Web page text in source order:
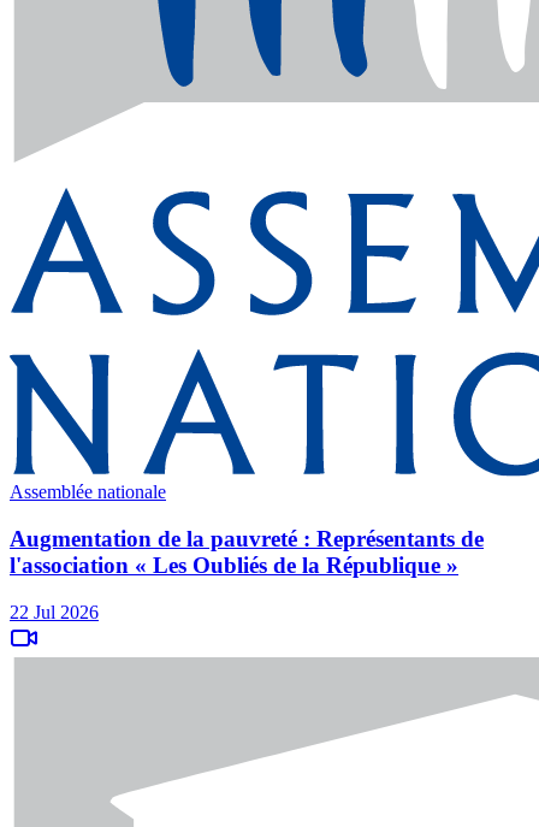
Assemblée nationale
Augmentation de la pauvreté : Représentants de
l'association « Les Oubliés de la République »
22 Jul 2026